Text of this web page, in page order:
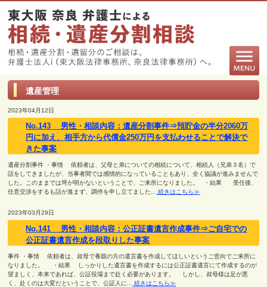
遺産管理
2023年04月12日
No.143 男性・相談内容：遺産分割事件⇒預貯金の半分2060万
円に加え、相手方から代償金250万円を支払わせることで解決で
きた事案
遺産分割事件 ・事情 依頼者は、父母と弟についての相続について、相続人（兄弟３名）で
話をしてきましたが、当事者間では感情的になっていることもあり、全く協議が進みませんで
した。このままでは埒が明かないということで、ご来所になりました。 ・結果 受任後、
任意交渉をするも話が進まず、調停を申し立てました... 続きはこちら≫
2023年03月29日
No.141 男性・相談内容：公正証書遺言作成事件⇒ご自宅での
公正証書遺言作成を段取りした事案
事件 ・事情 依頼者は、叔母で養親の方の遺言書を作成してほしいというご意向でご来所に
なりました。 ・結果 しっかりした遺言書を作成するには公正証書遺言にて作成するのが
望ましく、本来であれば、公証役場まで赴く必要があります。 しかし、叔母様は足が悪
く、赴くのは大変だということで、公証人に...
続きはこちら≫